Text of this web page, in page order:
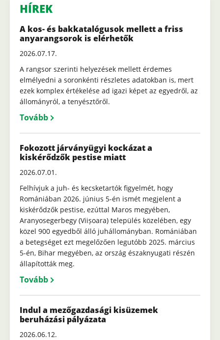
HÍREK
A kos- és bakkatalógusok mellett a friss
anyarangsorok is elérhetők
2026.07.17.
A rangsor szerinti helyezések mellett érdemes
elmélyedni a soronkénti részletes adatokban is, mert
ezek komplex értékelése ad igazi képet az egyedről, az
állományról, a tenyésztőről.
Tovább
Fokozott járványügyi kockázat a
kiskérődzők pestise miatt
2026.07.01.
Felhívjuk a juh- és kecsketartók figyelmét, hogy
Romániában 2026. június 5-én ismét megjelent a
kiskérődzők pestise, ezúttal Maros megyében,
Aranyosegerbegy (Viișoara) település közelében, egy
közel 900 egyedből álló juhállományban. Romániában
a betegséget ezt megelőzően legutóbb 2025. március
5-én, Bihar megyében, az ország északnyugati részén
állapították meg.
Tovább
Indul a mezőgazdasági kisüzemek
beruházási pályázata
2026.06.12.